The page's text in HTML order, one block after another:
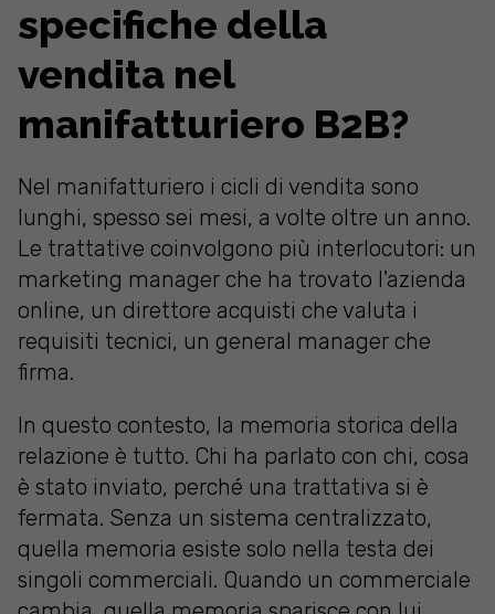
specifiche della
vendita nel
manifatturiero B2B?
Nel manifatturiero i cicli di vendita sono
lunghi, spesso sei mesi, a volte oltre un anno.
Le trattative coinvolgono più interlocutori: un
marketing manager che ha trovato l'azienda
online, un direttore acquisti che valuta i
requisiti tecnici, un general manager che
firma.
In questo contesto, la memoria storica della
relazione è tutto. Chi ha parlato con chi, cosa
è stato inviato, perché una trattativa si è
fermata. Senza un sistema centralizzato,
quella memoria esiste solo nella testa dei
singoli commerciali. Quando un commerciale